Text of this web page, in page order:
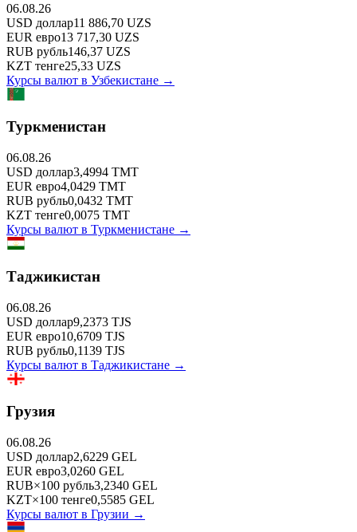
06.08.26
USD доллар11 886,70 UZS
EUR евро13 717,30 UZS
RUB рубль146,37 UZS
KZT тенге25,33 UZS
Курсы валют в Узбекистане →
Туркменистан
06.08.26
USD доллар3,4994 TMT
EUR евро4,0429 TMT
RUB рубль0,0432 TMT
KZT тенге0,0075 TMT
Курсы валют в Туркменистане →
Таджикистан
06.08.26
USD доллар9,2373 TJS
EUR евро10,6709 TJS
RUB рубль0,1139 TJS
Курсы валют в Таджикистане →
Грузия
06.08.26
USD доллар2,6229 GEL
EUR евро3,0260 GEL
RUB×100 рубль3,2340 GEL
KZT×100 тенге0,5585 GEL
Курсы валют в Грузии →